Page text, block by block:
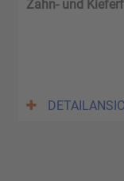
Zahn- und